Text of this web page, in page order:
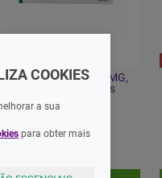
Cetirizina Aurobindo MG,
10mg Comprimidos
5,50 EUR
COOKIES
a sua
para obter mais